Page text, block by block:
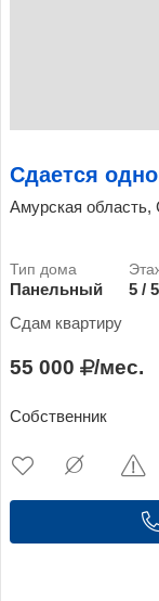
Сдается
Амурская
Панельный 5 / 5
Сдам квартиру
55 000 /мес.
Собственник